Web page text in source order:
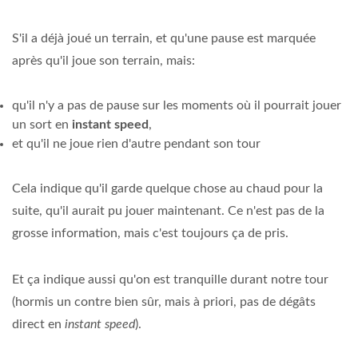
S'il a déjà joué un terrain, et qu'une pause est marquée
après qu'il joue son terrain, mais:
qu'il n'y a pas de pause sur les moments où il pourrait jouer
un sort en instant speed ,
et qu'il ne joue rien d'autre pendant son tour
Cela indique qu'il garde quelque chose au chaud pour la
suite, qu'il aurait pu jouer maintenant. Ce n'est pas de la
grosse information, mais c'est toujours ça de pris.
Et ça indique aussi qu'on est tranquille durant notre tour
(hormis un contre bien sûr, mais à priori, pas de dégâts
direct en instant speed).